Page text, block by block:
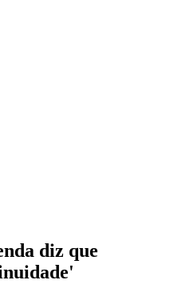
diz que